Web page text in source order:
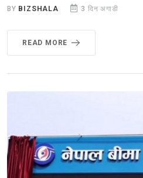
BY BIZSHALA 3 दिन अगाडी
READ MORE